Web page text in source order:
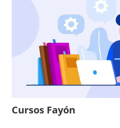
Cursos Fayón